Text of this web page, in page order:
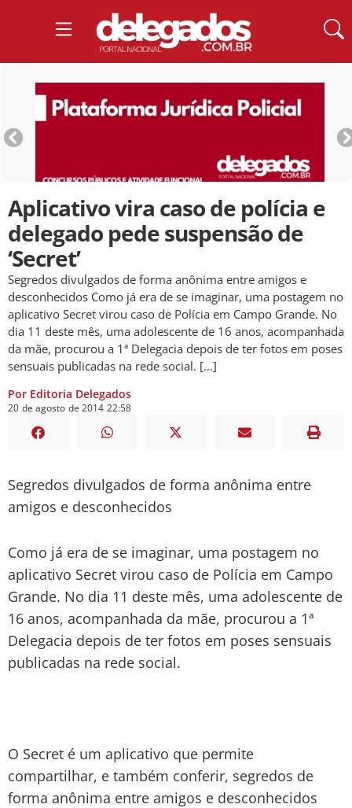
Aplicativo vira caso de polícia e
delegado pede suspensão de
‘Secret’
Segredos divulgados de forma anônima entre amigos e
desconhecidos Como já era de se imaginar, uma postagem no
aplicativo Secret virou caso de Polícia em Campo Grande. No
dia 11 deste mês, uma adolescente de 16 anos, acompanhada
da mãe, procurou a 1ª Delegacia depois de ter fotos em poses
sensuais publicadas na rede social. […]
Por Editoria Delegados
20 de agosto de 2014 22:58
Segredos divulgados de forma anônima entre
amigos e desconhecidos
Como já era de se imaginar, uma postagem no
aplicativo Secret virou caso de Polícia em Campo
Grande. No dia 11 deste mês, uma adolescente de
16 anos, acompanhada da mãe, procurou a 1ª
Delegacia depois de ter fotos em poses sensuais
publicadas na rede social.
O Secret é um aplicativo que permite
compartilhar, e também conferir, segredos de
forma anônima entre amigos e desconhecidos